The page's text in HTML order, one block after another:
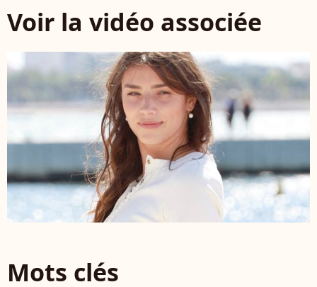
Voir la vidéo associée
Mots clés